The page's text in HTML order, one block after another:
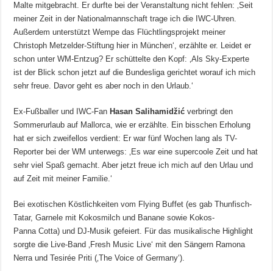
Malte mitgebracht. Er durfte bei der Veranstaltung nicht fehlen: ‚Seit
meiner Zeit in der Nationalmannschaft trage ich die IWC-Uhren.
Außerdem unterstützt Wempe das Flüchtlingsprojekt meiner
Christoph Metzelder-Stiftung hier in München‘, erzählte er. Leidet er
schon unter WM-Entzug? Er schüttelte den Kopf: ‚Als Sky-Experte
ist der Blick schon jetzt auf die Bundesliga gerichtet worauf ich mich
sehr freue. Davor geht es aber noch in den Urlaub.‘
Ex-Fußballer und IWC-Fan Hasan Salihamidžić verbringt den
Sommerurlaub auf Mallorca, wie er erzählte. Ein bisschen Erholung
hat er sich zweifellos verdient: Er war fünf Wochen lang als TV-
Reporter bei der WM unterwegs: ‚Es war eine supercoole Zeit und hat
sehr viel Spaß gemacht. Aber jetzt freue ich mich auf den Urlau und
auf Zeit mit meiner Familie.‘
Bei exotischen Köstlichkeiten vom Flying Buffet (es gab Thunfisch-
Tatar, Garnele mit Kokosmilch und Banane sowie Kokos-
Panna Cotta) und DJ-Musik gefeiert. Für das musikalische Highlight
sorgte die Live-Band ‚Fresh Music Live‘ mit den Sängern Ramona
Nerra und Tesirée Priti (‚The Voice of Germany‘).